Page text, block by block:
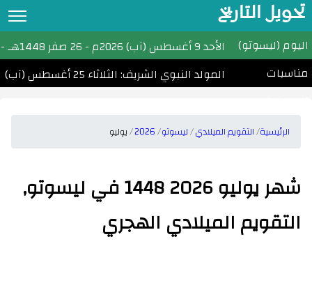
تحويل التاريخ
تحويل التاريخ
التقويم الهجري
الأشهر الهجرية والميلادية
التاريخ الهجري اليوم
مواقيت الصلاة
اليوم (ليسوتو) الأحد9 أغسطس (آب) 2026م -26 صفر 1448هـ
-
مناسبات
المولد النبوي الشريف: الثلاثاء 25 أغسطس (آب) 2026
الرئيسية التقويم الميلادي ليسوتو 2026 يوليو
شهر يوليو 2026 1448 في ليسوتو,
التقويم الميلادي الهجري